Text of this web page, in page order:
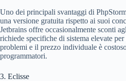
Uno dei principali svantaggi di
una versione gratuita rispetto ai suoi
Jetbrains offre occasionalmente sconti
richiede specifiche di sistema elevate
problemi e il prezzo individuale è
programmatori.
3. Eclisse